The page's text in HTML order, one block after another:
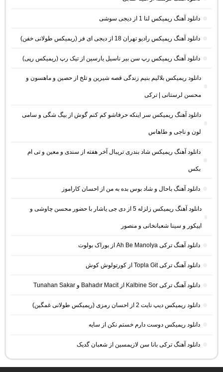
دانلود آهنگ ریمیکس لنا 1 از دیجی سوشی
دانلود آهنگ ریمیکس رادیو تهران 18 از دیجی ای فر (ریمیکس طولانی خفن)
دانلود آهنگ ریمیکس رپ سن بیر ناسیل یارسین از تیک رپ (ریمیکس رپی)
دانلود ریمیکس بلالیم بنیم زندگی قصه شیرین و تلخ از حصین و ماهسون و
محسن لرستانی | ترکی
دانلود آهنگ ریمیکس سر اینکه حرفاشو کم کنم گوش از بیگ شگی و سامی
لون و ناجی و طاهاس
دانلود آهنگ ریمیکس شاد بندری تریبال آخر هفته از سندی و معین و تی ام
بکس
دانلود آهنگ باحال و شاد بوس بده به من از احسان کاراموز
دانلود آهنگ ریمیکس زلزله 5 از دی جی یاشار با حضور محسن چاوشی و
اپیکور و سینا شعبانخانی و منصور
دانلود آهنگ ترکی Ah Be Manolya از بوراک بولوت
دانلود آهنگ ترکی Topla Git از کورتولوش کوش
دانلود آهنگ ترکی Kalbine Sor از Bahadır Macit و Tunahan Sakar
دانلود ریمیکس دیپ نایت 2 از احسان رمزی (ریمیکس طولانی غمگین)
دانلود ریمیکس دوست دارم خستم نکن از سایه
دانلود آهنگ ترکی بانا سن لازیمسین از شعبان گدیک